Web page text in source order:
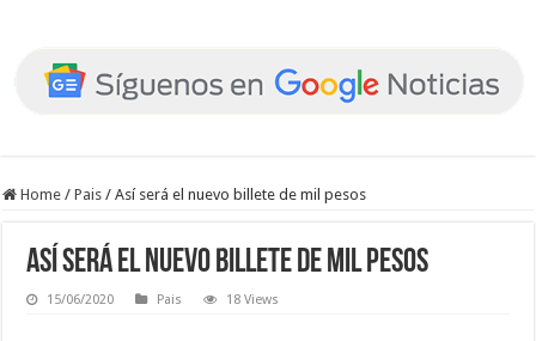
Home / Pais / Así será el nuevo billete de mil pesos
Así será el nuevo billete de mil pesos
15/06/2020 Pais 18 Views